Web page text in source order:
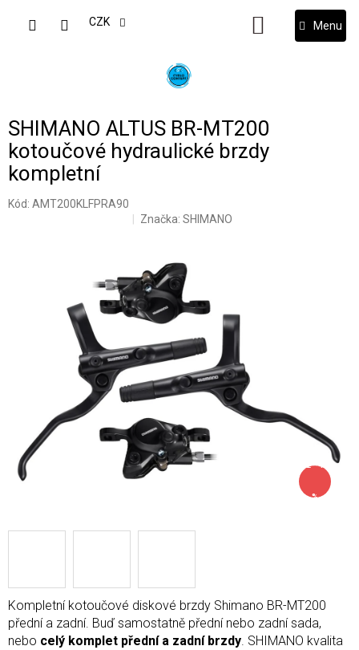
CZK
NÁKUPNÍ
KOŠÍK
SHIMANO ALTUS BR-MT200
kotoučové hydraulické brzdy
kompletní
Kód: AMT200KLFPRA90
Značka:SHIMANO
až –42
%
Kompletní kotoučové diskové brzdy Shimano BR-MT200
přední a zadní. Buď samostatně přední nebo zadní sada,
nebo celý komplet přední a zadní brzdy. SHIMANO kvalita